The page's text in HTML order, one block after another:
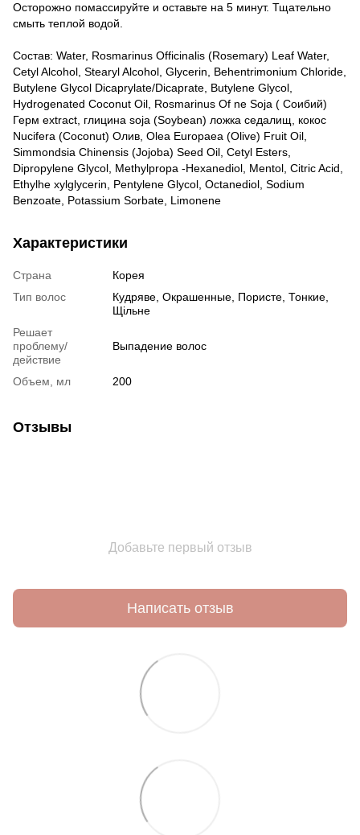
Осторожно помассируйте и оставьте на 5 минут. Тщательно
смыть теплой водой.
Состав: Water, Rosmarinus Officinalis (Rosemary) Leaf Water,
Cetyl Alcohol, Stearyl Alcohol, Glycerin, Behentrimonium Chloride,
Butylene Glycol Dicaprylate/Dicaprate, Butylene Glycol,
Hydrogenated Coconut Oil, Rosmarinus Of ne Soja ( Соибий)
Герм extract, глицина soja (Soybean) ложка седалищ, кокос
Nucifera (Coconut) Олив, Olea Europaea (Olive) Fruit Oil,
Simmondsia Chinensis (Jojoba) Seed Oil, Cetyl Esters,
Dipropylene Glycol, Methylpropa -Hexanediol, Mentol, Citric Acid,
Ethylhe xylglycerin, Pentylene Glycol, Octanediol, Sodium
Benzoate, Potassium Sorbate, Limonene
Характеристики
Страна
Корея
Тип волос
Кудряве Окрашенные Пористе Тонкие
Щільне
Решает
проблему/
действие
Выпадение волос
Объем, мл 200
Отзывы
Добавьте первый отзыв
Написать отзыв